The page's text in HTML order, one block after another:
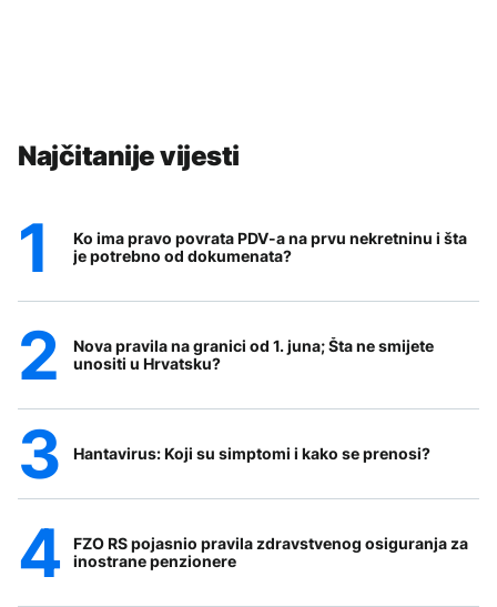
Najčitanije vijesti
Ko ima pravo povrata PDV-a na prvu nekretninu i šta
je potrebno od dokumenata?
Nova pravila na granici od 1. juna; Šta ne smijete
unositi u Hrvatsku?
Hantavirus: Koji su simptomi i kako se prenosi?
FZO RS pojasnio pravila zdravstvenog osiguranja za
inostrane penzionere